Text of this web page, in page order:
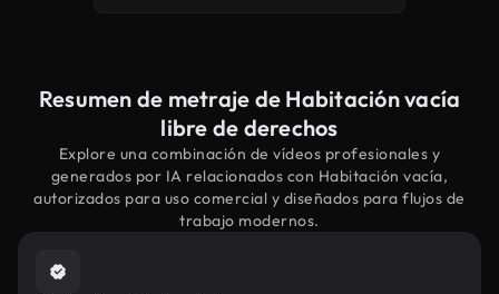
Resumen de metraje de Habitación vacía
libre de derechos
Explore una combinación de vídeos profesionales y
generados por IA relacionados con Habitación vacía,
autorizados para uso comercial y diseñados para flujos de
trabajo modernos.